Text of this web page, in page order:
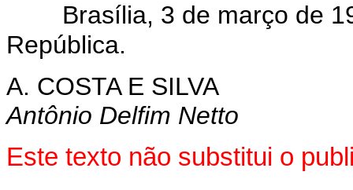
Brasília, 3 de março de
República.
A. COSTA E SILVA
Antônio Delfim Netto
Este texto não substitui o